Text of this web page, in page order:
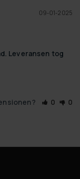
09-01-2025
Leveransen tog
0 0